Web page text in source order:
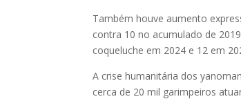
Também houve aumento
contra 10 no acumulado de
coqueluche em 2024 e 12 em
A crise humanitária dos
cerca de 20 mil garimpeiros